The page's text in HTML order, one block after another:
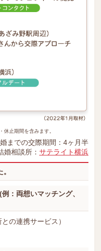
止期間を含みます。
までの交際期間：4ヶ月半
婚相談所： サテライト横浜
：両想いマッチング、
の連携サービス）